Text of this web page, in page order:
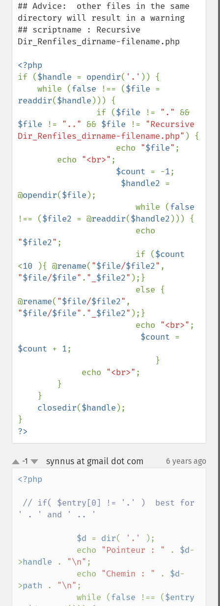
## Advice:  other files in the same
directory will result in a warning
## scriptname : Recursive
Dir_Renfiles_dirname-filename.php
if ($handle = opendir( '.' )) {
    while (
false !== ($file
readdir($handle ))) {
                if (
$file != "."
$file
!= ".." && $file != "Recursive
Dir_Renfiles_dirname-filename.php" ) {
                    echo
"$file" ;
        echo
"<br>" ;
$count = -1;
$handle2 =
@opendir($file );
                        while (
!== ($file2 = @readdir($handle2 ))) {
"$file2" ;
                        if (
<10 ){ @rename( "$file/$file2"
"$file/$file" . "_ $file2" );}
@rename( "$file/$file2"
"$file/$file" . "_ $file2" );}
                        echo
"<br>" ;
$count
$count + 1;
             echo
"<br>" ;
closedir($handle );
?>
up
down
-1 synnus at gmail dot com 6 years ago
<?php
// if( $entry[0] != '.' )  best for
' . ' and ' .. '
$d = dir( '.'
);
            echo
"Pointeur : " . $d-
>handle . "\n" ;
            echo
"Chemin : " . $d-
>path . "\n" ;
            while (
false !== (